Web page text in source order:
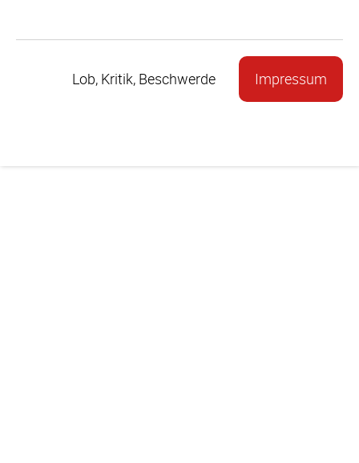
Lob, Kritik, Beschwerde Impressum